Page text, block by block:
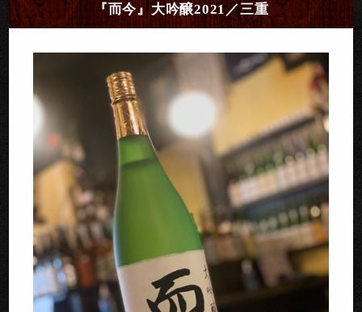
『而今』大吟醸2021／三重